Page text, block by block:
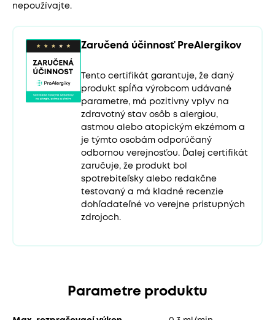
nepoužívajte.
Zaručená účinnosť PreAlergikov
Tento certifikát garantuje, že daný
produkt spĺňa výrobcom udávané
parametre, má pozitívny vplyv na
zdravotný stav osôb s alergiou,
astmou alebo atopickým ekzémom a
je týmto osobám odporúčaný
odbornou verejnosťou. Ďalej certifikát
zaručuje, že produkt bol
spotrebiteľsky alebo redakčne
testovaný a má kladné recenzie
dohľadateľné vo verejne prístupných
zdrojoch.
Parametre produktu